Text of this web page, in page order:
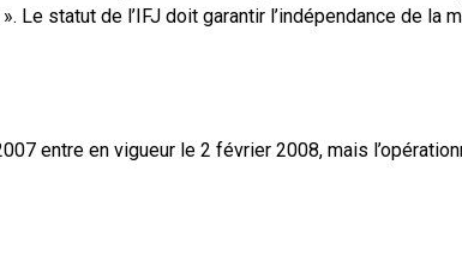
Le statut de l’IFJ doit garantir l’indépendance de la
entre en vigueur le 2 février 2008, mais